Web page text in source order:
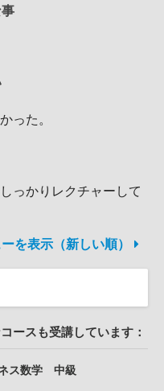
った。
っかりレクチャーして
を表示（新しい順）
ースも受講しています：
ス数学 中級